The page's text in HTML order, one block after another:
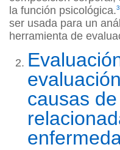
la función psicológica.3
ser usada para un
herramienta de
causas